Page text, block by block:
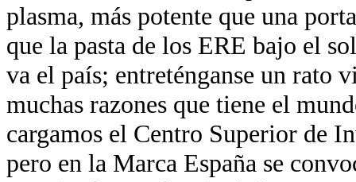
plasma, más potente que una
que la pasta de los ERE bajo el
va el país; entreténganse un rato
muchas razones que tiene el
cargamos el Centro Superior de
pero en la Marca España se